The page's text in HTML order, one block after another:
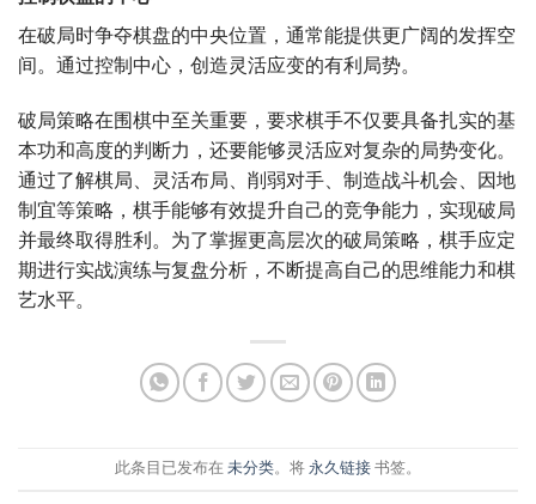
在破局时争夺棋盘的中央位置，通常能提供更广阔的发挥空
间。通过控制中心，创造灵活应变的有利局势。
破局策略在围棋中至关重要，要求棋手不仅要具备扎实的基
本功和高度的判断力，还要能够灵活应对复杂的局势变化。
通过了解棋局、灵活布局、削弱对手、制造战斗机会、因地
制宜等策略，棋手能够有效提升自己的竞争能力，实现破局
并最终取得胜利。为了掌握更高层次的破局策略，棋手应定
期进行实战演练与复盘分析，不断提高自己的思维能力和棋
艺水平。
此条目已发布在 未分类。将 永久链接 书签。